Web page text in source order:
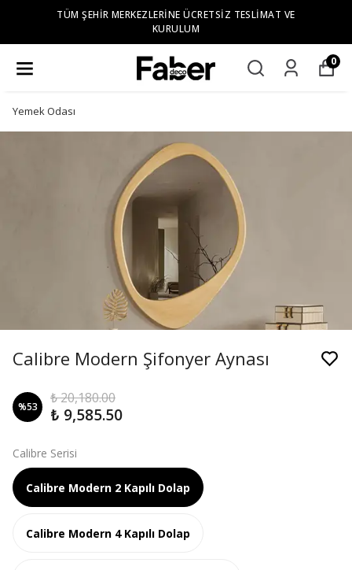
TÜM ŞEHIR MERKEZLERINE ÜCRETSIZ TESLIMAT VE
KURULUM
0
Yemek Odası
Calibre Modern Şifonyer Aynası
%53
₺ 20,180.00
₺ 9,585.50
Calibre Serisi
Calibre Modern 2 Kapılı Dolap
Calibre Modern 4 Kapılı Dolap